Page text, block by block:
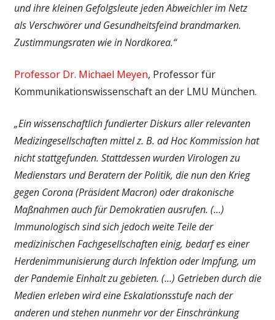
und ihre kleinen Gefolgsleute jeden Abweichler im Netz
als Verschwörer und Gesundheitsfeind brandmarken.
Zustimmungsraten wie in Nordkorea.“
Professor Dr. Michael Meyen, Professor für
Kommunikationswissenschaft an der LMU München.
„Ein wissenschaftlich fundierter Diskurs aller relevanten
Medizingesellschaften mittel z. B. ad Hoc Kommission hat
nicht stattgefunden. Stattdessen wurden Virologen zu
Medienstars und Beratern der Politik, die nun den Krieg
gegen Corona (Präsident Macron) oder drakonische
Maßnahmen auch für Demokratien ausrufen. (…)
Immunologisch sind sich jedoch weite Teile der
medizinischen Fachgesellschaften einig, bedarf es einer
Herdenimmunisierung durch Infektion oder Impfung, um
der Pandemie Einhalt zu gebieten. (…) Getrieben durch die
Medien erleben wird eine Eskalationsstufe nach der
anderen und stehen nunmehr vor der Einschränkung